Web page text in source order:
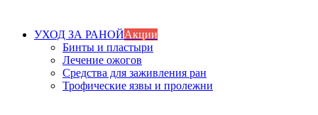
УХОД ЗА РАНОЙАкции
Бинты и пластыри
Лечение ожогов
Средства для заживления ран
Трофические язвы и пролежни